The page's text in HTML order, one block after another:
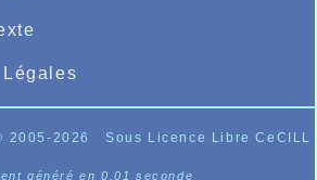
2005-2026 Sous Licence Libre CeCILL
généré en 0.01 seconde